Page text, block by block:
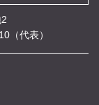
（代表）